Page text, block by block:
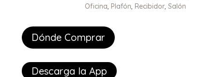
Oficina Plafón Recibidor, Salón
Dónde Comprar
Descarga la App